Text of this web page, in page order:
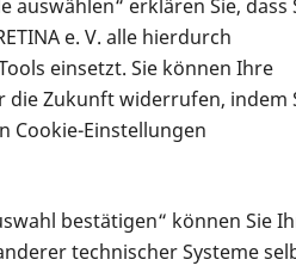
auswählen“ erklären Sie, dass
e. V. alle hierdurch
einsetzt. Sie können Ihre
Zukunft widerrufen, indem
Cookie-Einstellungen
bestätigen“ können Sie
technischer Systeme